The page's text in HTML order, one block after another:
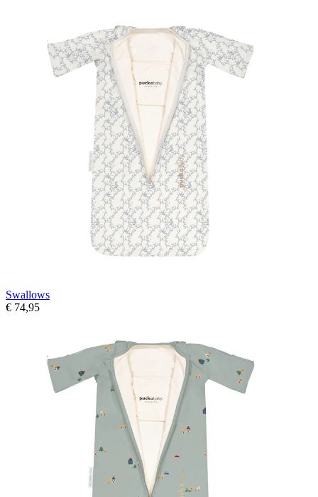
Swallows
€ 74,95